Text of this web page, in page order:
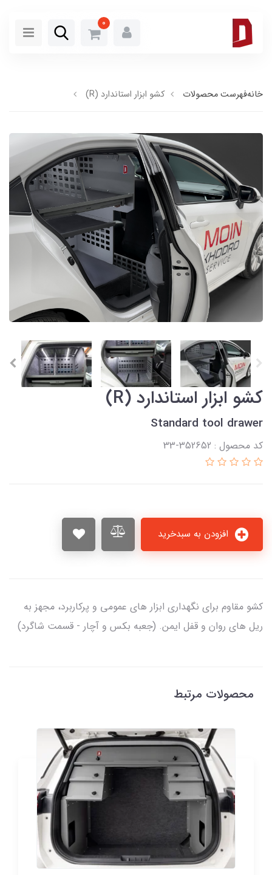
0
خانهفهرست محصولات کشو ابزار استاندارد (R)
کشو ابزار استاندارد (R)
Standard tool drawer
کد محصول : 352652-33
کشو مقاوم برای نگهداری ابزار های عمومی و پرکاربرد، مجهز به
ریل های روان و قفل ایمن. (جعبه بکس و آچار - قسمت شاگرد)
محصولات مرتبط